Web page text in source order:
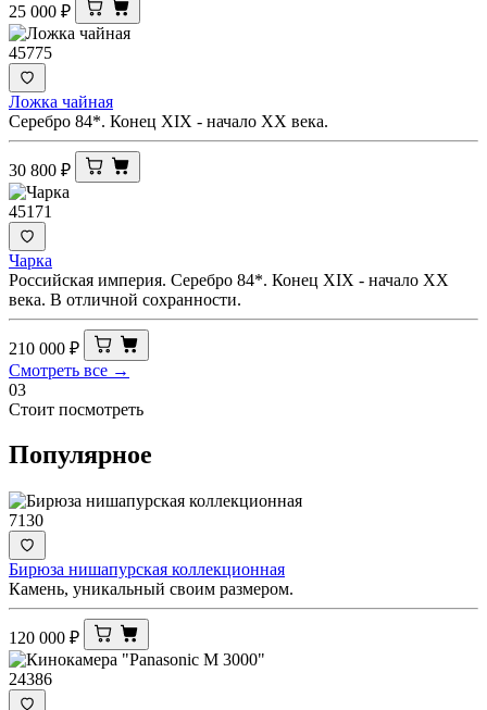
25 000 ₽
45775
Ложка чайная
Серебро 84*. Конец ХIХ - начало ХХ века.
30 800 ₽
45171
Чарка
Российская империя. Серебро 84*. Конец XIX - начало ХХ
века. В отличной сохранности.
210 000 ₽
Смотреть все →
03
Стоит посмотреть
Популярное
7130
Бирюза нишапурская коллекционная
Камень, уникальный своим размером.
120 000 ₽
24386